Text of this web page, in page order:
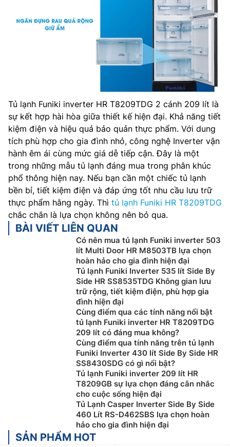
Tủ lạnh Funiki inverter HR T8209TDG 2 cánh 209 lít là
sự kết hợp hài hòa giữa thiết kế hiện đại. Khả năng tiết
kiệm điện và hiệu quả bảo quản thực phẩm. Với dung
tích phù hợp cho gia đình nhỏ, công nghệ Inverter vận
hành êm ái cùng mức giá dễ tiếp cận. Đây là một
trong những mẫu tủ lạnh đáng mua trong phân khúc
phổ thông hiện nay. Nếu bạn cần một chiếc tủ lạnh
bền bỉ, tiết kiệm điện và đáp ứng tốt nhu cầu lưu trữ
thực phẩm hằng ngày. Thì tủ lạnh Funiki HR T8209TDG
chắc chắn là lựa chọn không nên bỏ qua.
BÀI VIẾT LIÊN QUAN
Có nên mua tủ lạnh Funiki inverter 503
lít Multi Door HR M8503TB lựa chọn
hoàn hảo cho gia đình hiện đại
Tủ lạnh Funiki Inverter 535 lít Side By
Side HR SS8535TDG Không gian lưu
trữ rộng, tiết kiệm điện, phù hợp gia
đình hiện đại
Cùng điểm qua các tính năng nổi bật
tủ lạnh Funiki inverter HR T8209TDG
209 lít có đáng mua không?
Cùng điểm qua tính năng trên tủ lạnh
Funiki Inverter 430 lít Side By Side HR
SS8430SDG có gì nổi bật?
Tủ lạnh Funiki inverter 209 lít HR
T8209GB sự lựa chọn đáng cân nhắc
cho cuộc sống hiện đại
Tủ Lạnh Casper Inverter Side By Side
460 Lít RS-D462SBS lựa chọn hoàn
hảo cho gia đình hiện đại
SẢN PHẨM HOT